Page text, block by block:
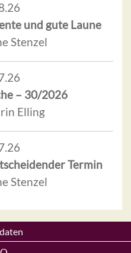
und gute Laune
Stenzel
– 30/2026
Elling
Termin
Stenzel